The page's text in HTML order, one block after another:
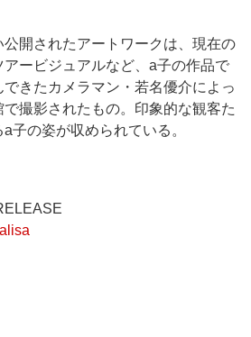
開されたアートワークは、現在の
ービジュアルなど、a子の作品で
きたカメラマン・若名優介によっ
撮影されたもの。印象的な観客た
子の姿が収められている。